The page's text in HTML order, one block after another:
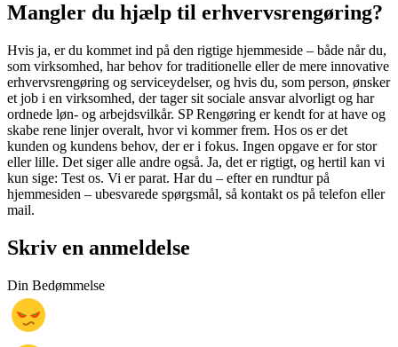
Mangler du hjælp til erhvervsrengøring?
Hvis ja, er du kommet ind på den rigtige hjemmeside – både når du,
som virksomhed, har behov for traditionelle eller de mere innovative
erhvervsrengøring og serviceydelser, og hvis du, som person, ønsker
et job i en virksomhed, der tager sit sociale ansvar alvorligt og har
ordnede løn- og arbejdsvilkår. SP Rengøring er kendt for at have og
skabe rene linjer overalt, hvor vi kommer frem. Hos os er det
kunden og kundens behov, der er i fokus. Ingen opgave er for stor
eller lille. Det siger alle andre også. Ja, det er rigtigt, og hertil kan vi
kun sige: Test os. Vi er parat. Har du – efter en rundtur på
hjemmesiden – ubesvarede spørgsmål, så kontakt os på telefon eller
mail.
Skriv en anmeldelse
Din Bedømmelse